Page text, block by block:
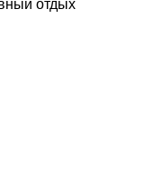
отдых